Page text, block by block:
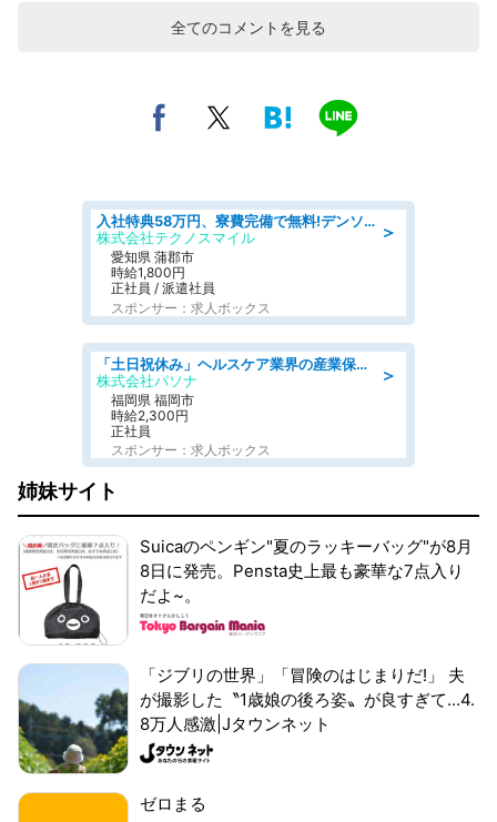
全てのコメントを見る
＞
入社特典58万円、寮費完備で無料!デンソーで働こう!自動車工場で小型部品の検査業務 denso aichi
株式会社テクノスマイル
愛知県 蒲郡市
時給1,800円
正社員 / 派遣社員
スポンサー：求人ボックス
＞
「土日祝休み」ヘルスケア業界の産業保健師/高時給/未経験OK/要資格:保健師、正看護師
株式会社パソナ
福岡県 福岡市
時給2,300円
正社員
スポンサー：求人ボックス
姉妹サイト
Suicaのペンギン"夏のラッキーバッグ"が8月
8日に発売。Pensta史上最も豪華な7点入り
だよ~。
「ジブリの世界」「冒険のはじまりだ!」 夫
が撮影した〝1歳娘の後ろ姿〟が良すぎて...4.
8万人感激|Jタウンネット
ゼロまる